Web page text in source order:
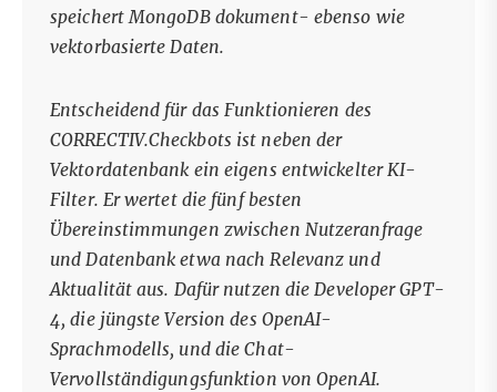
speichert MongoDB dokument- ebenso wie
vektorbasierte Daten.
Entscheidend für das Funktionieren des
CORRECTIV.Checkbots ist neben der
Vektordatenbank ein eigens entwickelter KI-
Filter. Er wertet die fünf besten
Übereinstimmungen zwischen Nutzeranfrage
und Datenbank etwa nach Relevanz und
Aktualität aus. Dafür nutzen die Developer GPT-
4, die jüngste Version des OpenAI-
Sprachmodells, und die Chat-
Vervollständigungsfunktion von OpenAI.